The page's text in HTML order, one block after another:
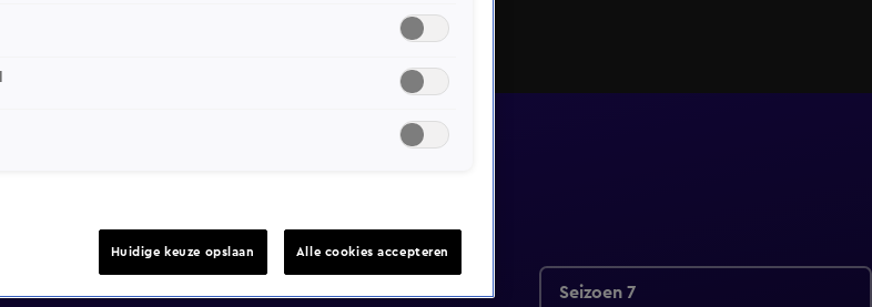
Seizoen 7
Huidige keuze opslaan Alle cookies accepteren